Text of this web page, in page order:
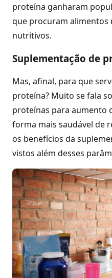
proteína ganharam
que procuram alimentos
nutritivos.
Suplementação de
Mas, afinal, para que
proteína? Muito se fala
proteínas para aumento
forma mais saudável de
os benefícios da
vistos além desses